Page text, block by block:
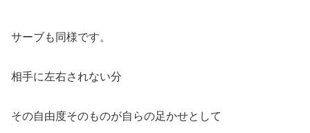
サーブも同様です。
相手に左右されない分
その自由度そのものが自らの足かせとして